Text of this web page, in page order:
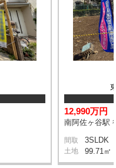
12,990万円
南阿佐ヶ谷駅
間取 3SLDK
土地 99.71㎡